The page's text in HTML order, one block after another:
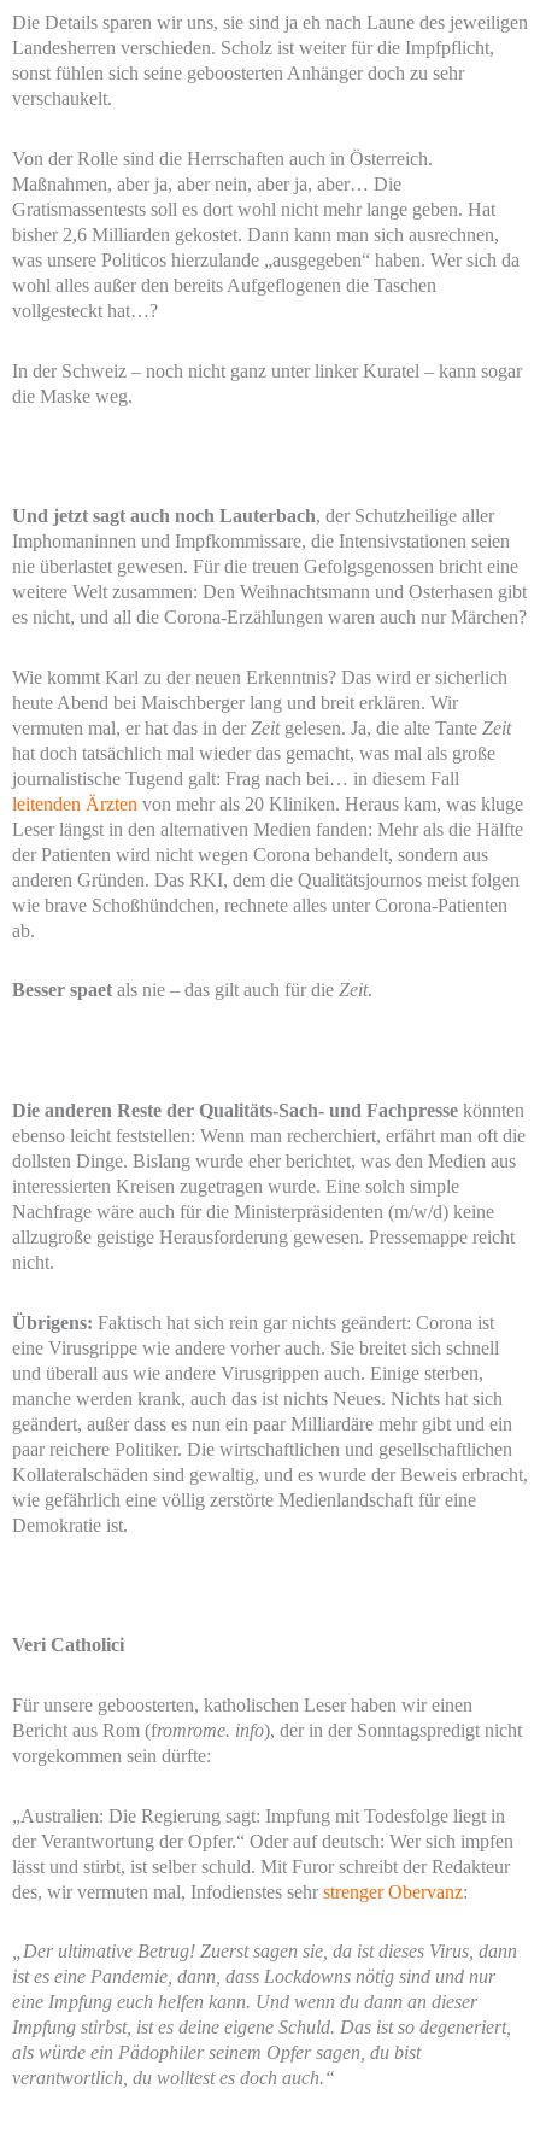
Die Details sparen wir uns, sie sind ja eh nach Laune des jeweiligen
Landesherren verschieden. Scholz ist weiter für die Impfpflicht,
sonst fühlen sich seine geboosterten Anhänger doch zu sehr
verschaukelt.
Von der Rolle sind die Herrschaften auch in Österreich.
Maßnahmen, aber ja, aber nein, aber ja, aber… Die
Gratismassentests soll es dort wohl nicht mehr lange geben. Hat
bisher 2,6 Milliarden gekostet. Dann kann man sich ausrechnen,
was unsere Politicos hierzulande „ausgegeben“ haben. Wer sich da
wohl alles außer den bereits Aufgeflogenen die Taschen
vollgesteckt hat…?
In der Schweiz – noch nicht ganz unter linker Kuratel – kann sogar
die Maske weg.
Und jetzt sagt auch noch Lauterbach, der Schutzheilige aller
Imphomaninnen und Impfkommissare, die Intensivstationen seien
nie überlastet gewesen. Für die treuen Gefolgsgenossen bricht eine
weitere Welt zusammen: Den Weihnachtsmann und Osterhasen gibt
es nicht, und all die Corona-Erzählungen waren auch nur Märchen?
Wie kommt Karl zu der neuen Erkenntnis? Das wird er sicherlich
heute Abend bei Maischberger lang und breit erklären. Wir
vermuten mal, er hat das in der Zeitgelesen. Ja, die alte Tante Zeit
hat doch tatsächlich mal wieder das gemacht, was mal als große
journalistische Tugend galt: Frag nach bei… in diesem Fall
leitenden Ärzten von mehr als 20 Kliniken. Heraus kam, was kluge
Leser längst in den alternativen Medien fanden: Mehr als die Hälfte
der Patienten wird nicht wegen Corona behandelt, sondern aus
anderen Gründen. Das RKI, dem die Qualitätsjournos meist folgen
wie brave Schoßhündchen, rechnete alles unter Corona-Patienten
ab.
Besser spaet als nie – das gilt auch für die Zeit.
Die anderen Reste der Qualitäts-Sach- und Fachpresse könnten
ebenso leicht feststellen: Wenn man recherchiert, erfährt man oft die
dollsten Dinge. Bislang wurde eher berichtet, was den Medien aus
interessierten Kreisen zugetragen wurde. Eine solch simple
Nachfrage wäre auch für die Ministerpräsidenten (m/w/d) keine
allzugroße geistige Herausforderung gewesen. Pressemappe reicht
nicht.
Übrigens: Faktisch hat sich rein gar nichts geändert: Corona ist
eine Virusgrippe wie andere vorher auch. Sie breitet sich schnell
und überall aus wie andere Virusgrippen auch. Einige sterben,
manche werden krank, auch das ist nichts Neues. Nichts hat sich
geändert, außer dass es nun ein paar Milliardäre mehr gibt und ein
paar reichere Politiker. Die wirtschaftlichen und gesellschaftlichen
Kollateralschäden sind gewaltig, und es wurde der Beweis erbracht,
wie gefährlich eine völlig zerstörte Medienlandschaft für eine
Demokratie ist.
Veri Catholici
Für unsere geboosterten, katholischen Leser haben wir einen
Bericht aus Rom (fromrome. info), der in der Sonntagspredigt nicht
vorgekommen sein dürfte:
„Australien: Die Regierung sagt: Impfung mit Todesfolge liegt in
der Verantwortung der Opfer.“ Oder auf deutsch: Wer sich impfen
lässt und stirbt, ist selber schuld. Mit Furor schreibt der Redakteur
des, wir vermuten mal, Infodienstes sehr strenger Obervanz:
„Der ultimative Betrug! Zuerst sagen sie, da ist dieses Virus, dann
ist es eine Pandemie, dann, dass Lockdowns nötig sind und nur
eine Impfung euch helfen kann. Und wenn du dann an dieser
Impfung stirbst, ist es deine eigene Schuld. Das ist so degeneriert,
als würde ein Pädophiler seinem Opfer sagen, du bist
verantwortlich, du wolltest es doch auch.“